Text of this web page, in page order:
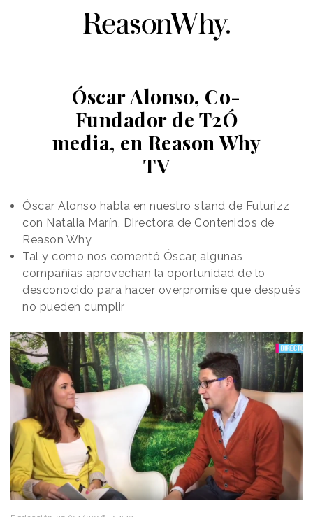
Óscar Alonso, Co-
Fundador de T2Ó
media, en Reason Why
TV
Óscar Alonso habla en nuestro stand de Futurizz
con Natalia Marín, Directora de Contenidos de
Reason Why
Tal y como nos comentó Óscar, algunas
compañías aprovechan la oportunidad de lo
desconocido para hacer overpromise que después
no pueden cumplir